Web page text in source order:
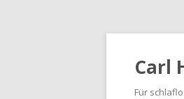
Carl
Für